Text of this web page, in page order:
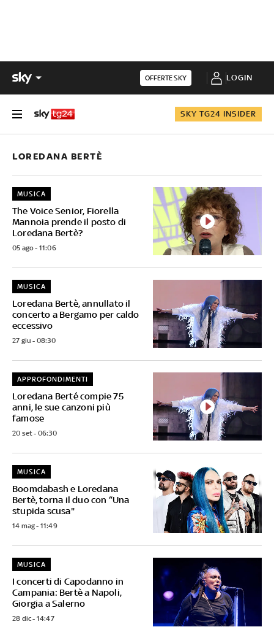
OFFERTE SKY LOGIN
SKY TG24 INSIDER
LOREDANA BERTÈ
The Voice Senior, Fiorella
Mannoia prende il posto di
Loredana Bertè?
MUSICA
05 ago - 11:06
Loredana Bertè, annullato il
concerto a Bergamo per caldo
eccessivo
MUSICA
27 giu - 08:30
Loredana Berté compie 75
anni, le sue canzoni più
famose
APPROFONDIMENTI
20 set - 06:30
Boomdabash e Loredana
Bertè, torna il duo con “Una
stupida scusa"
MUSICA
14 mag - 11:49
I concerti di Capodanno in
Campania: Bertè a Napoli,
Giorgia a Salerno
MUSICA
28 dic - 14:47